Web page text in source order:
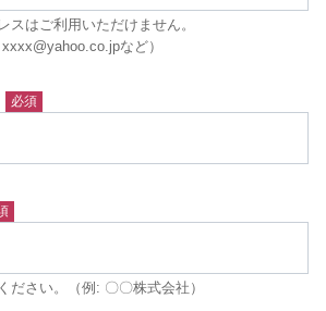
はご利用いただけません。
など）
さい。（例: 〇〇株式会社）